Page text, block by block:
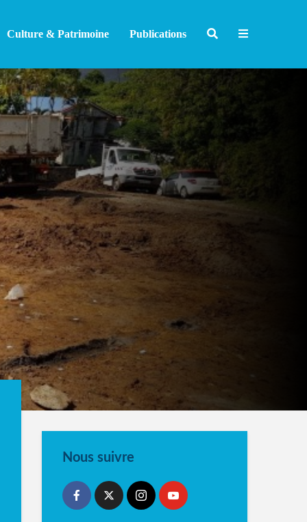
Culture & Patrimoine Publications
Nous suivre